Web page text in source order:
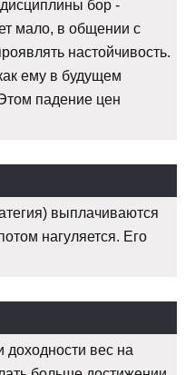
бор -
мало, в общении с
настойчивость.
ему в будущем
падение цен
выплачиваются
нагуляется. Его
вес на